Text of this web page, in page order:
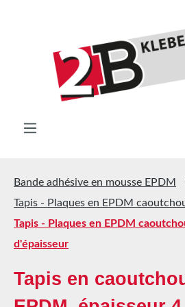
Bande adhésive en mousse EPDM
Tapis - Plaques en EPDM
Tapis - Plaques en EPDM
d'épaisseur
Tapis en